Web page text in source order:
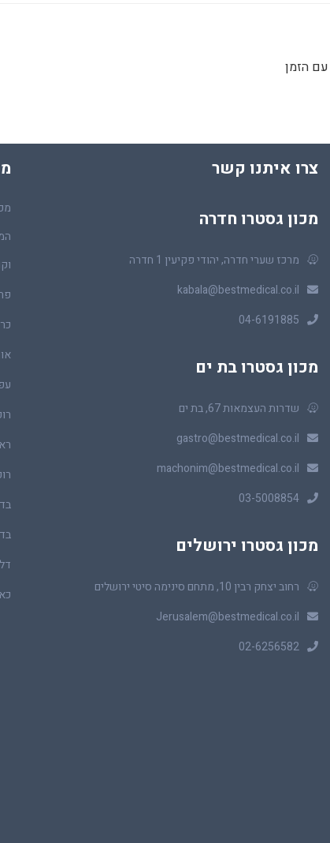
הזמן
צרו איתנו קשר
מכון גסטרו חדרה
מרכז שערי חדרה, יהודי פקיעין 1 חדרה
kabala@bestmedical.co.il
04-6191885
מכון גסטרו בת ים
שדרות העצמאות 67, בת ים
gastro@bestmedical.co.il
machonim@bestmedical.co.il
03-5008854
מכון גסטרו ירושלים
רחוב יצחק רבין 10, מתחם סינימה סיטי ירושלים
Jerusalem@bestmedical.co.il
02-6256582